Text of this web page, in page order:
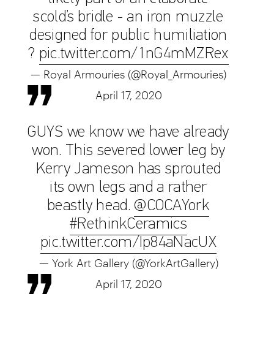
scold’s bridle - an iron muzzle
designed for public humiliation
? pic.twitter.com/1nG4mMZRex
— Royal Armouries (@Royal_Armouries)
April 17, 2020
GUYS we know we have already
won. This severed lower leg by
Kerry Jameson has sprouted
its own legs and a rather
beastly head.@COCAYork
#RethinkCeramics
pic.twitter.com/Ip84aNacUX
— York Art Gallery (@YorkArtGallery)
April 17, 2020